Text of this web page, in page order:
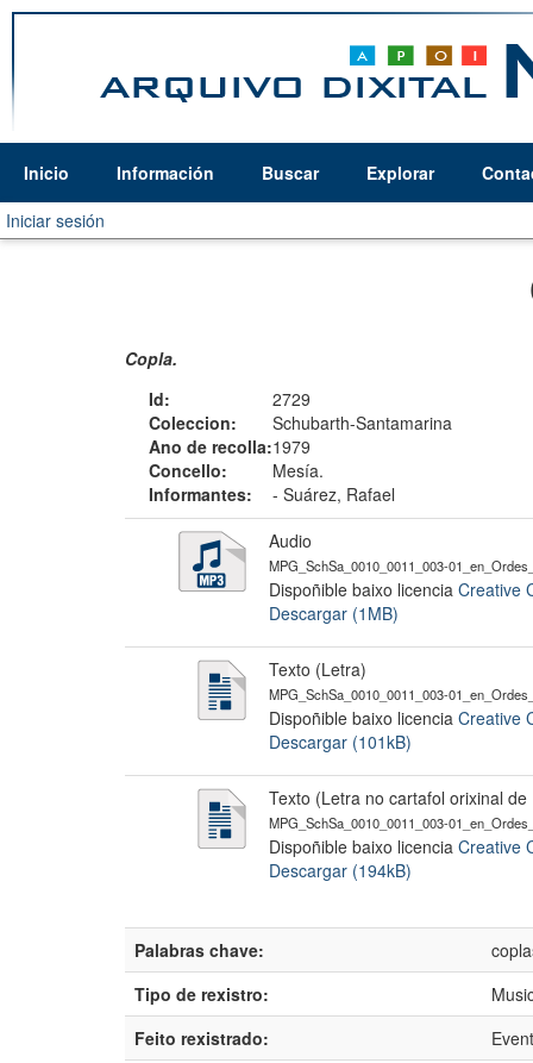
Inicio Información Buscar Explorar
Iniciar sesión
Copla.
Id:
2729
Coleccion:
Schubarth-Santamarina
Ano de recolla:1979
Concello:
Mesía.
Informantes:
- Suárez, Rafael
Audio
MPG_SchSa_0010_0011_003-
Dispoñible baixo licencia Creative
Descargar (1MB)
Texto (Letra)
MPG_SchSa_0010_0011_003-
Dispoñible baixo licencia Creative
Descargar (101kB)
Texto (Letra no cartafol orixinal
MPG_SchSa_0010_0011_003-
Dispoñible baixo licencia Creative
Descargar (194kB)
Palabras chave:
Tipo de rexistro:
Feito rexistrado: